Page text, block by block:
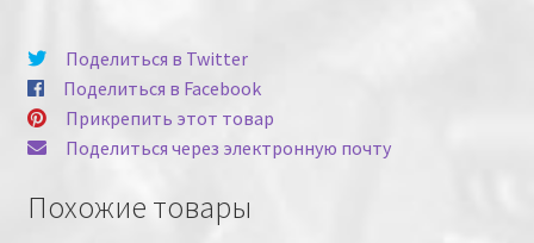
Поделиться в Twitter
Поделиться в Facebook
Прикрепить этот товар
Поделиться через электронную почту
Похожие товары